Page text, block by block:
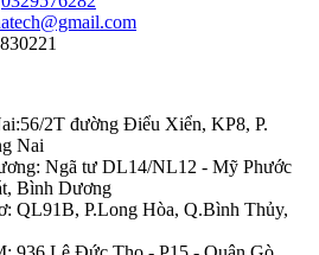
2T đường Điểu Xiển, KP8, P.
Nai
Ngã tư DL14/NL12 - Mỹ Phước
Bình Dương
QL91B, P.Long Hòa, Q.Bình Thủy,